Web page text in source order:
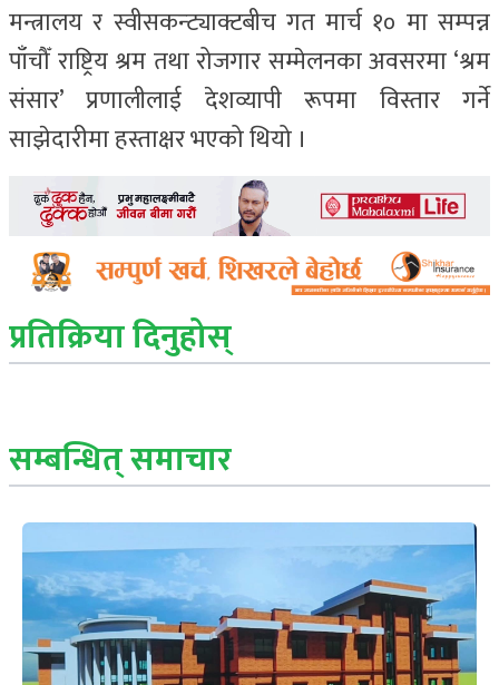
मन्त्रालय र स्वीसकन्ट्याक्टबीच गत मार्च १० मा सम्पन्न
पाँचौँ राष्ट्रिय श्रम तथा रोजगार सम्मेलनका अवसरमा ‘श्रम
संसार’ प्रणालीलाई देशव्यापी रूपमा विस्तार गर्ने
साझेदारीमा हस्ताक्षर भएको थियो ।
प्रतिक्रिया दिनुहोस्
सम्बन्धित् समाचार